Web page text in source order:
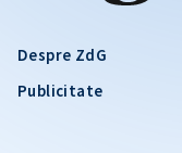
Despre ZdG
Publicitate